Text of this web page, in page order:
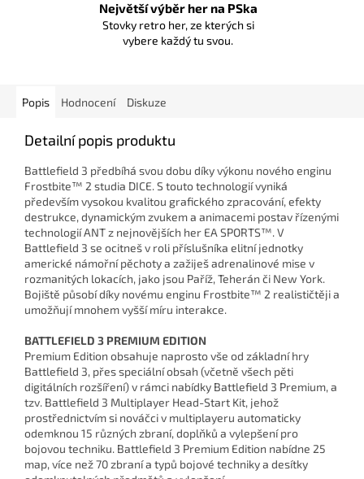
Největší výběr her na PSka
Stovky retro her, ze kterých si
vybere každý tu svou.
Popis Hodnocení Diskuze
Detailní popis produktu
Battlefield 3 předbíhá svou dobu díky výkonu nového enginu
Frostbite™ 2 studia DICE. S touto technologií vyniká
především vysokou kvalitou grafického zpracování, efekty
destrukce, dynamickým zvukem a animacemi postav řízenými
technologií ANT z nejnovějších her EA SPORTS™. V
Battlefield 3 se ocitneš v roli příslušníka elitní jednotky
americké námořní pěchoty a zažiješ adrenalinové mise v
rozmanitých lokacích, jako jsou Paříž, Teherán či New York.
Bojiště působí díky novému enginu Frostbite™ 2 realističtěji a
umožňují mnohem vyšší míru interakce.
BATTLEFIELD 3 PREMIUM EDITION
Premium Edition obsahuje naprosto vše od základní hry
Battlefield 3, přes speciální obsah (včetně všech pěti
digitálních rozšíření) v rámci nabídky Battlefield 3 Premium, a
tzv. Battlefield 3 Multiplayer Head-Start Kit, jehož
prostřednictvím si nováčci v multiplayeru automaticky
odemknou 15 různých zbraní, doplňků a vylepšení pro
bojovou techniku. Battlefield 3 Premium Edition nabídne 25
map, více než 70 zbraní a typů bojové techniky a desítky